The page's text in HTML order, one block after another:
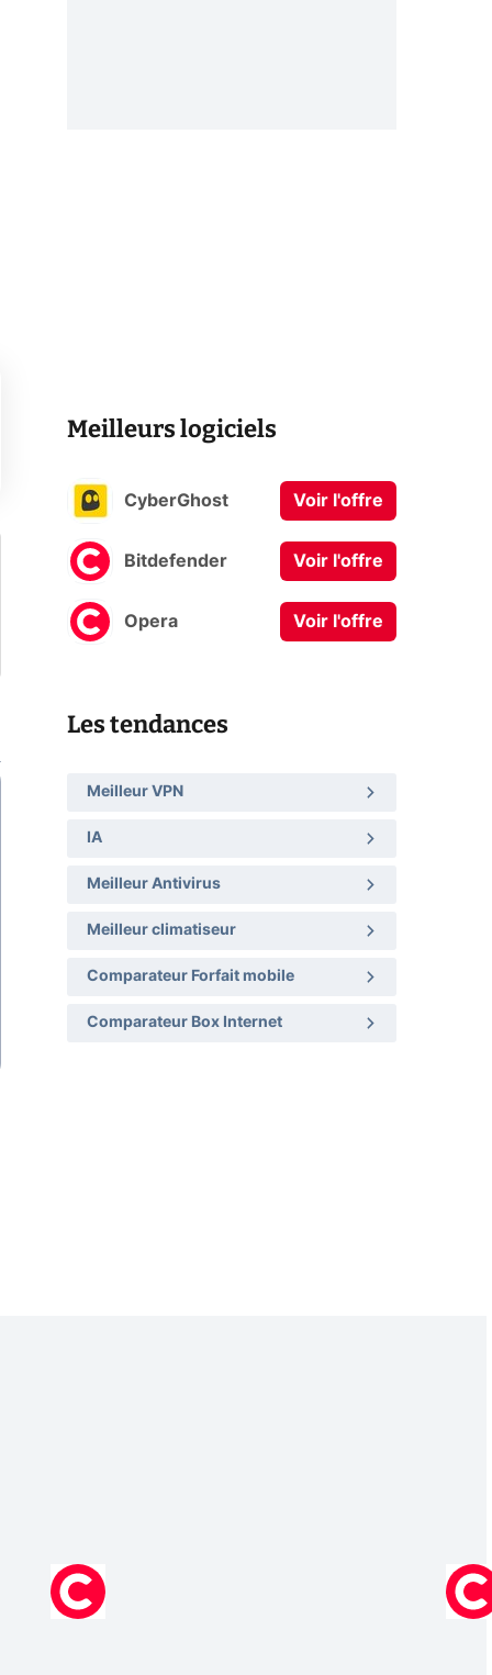
Meilleurs logiciels
CyberGhost Voir l'offre
Bitdefender Voir l'offre
Opera Voir l'offre
Les tendances
Meilleur VPN
IA
Meilleur Antivirus
Meilleur climatiseur
Comparateur Forfait mobile
Comparateur Box Internet